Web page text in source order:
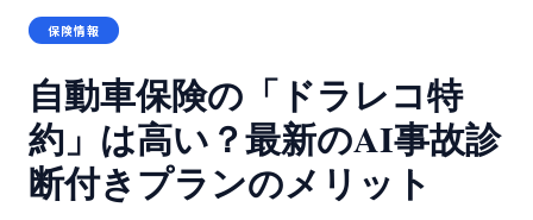
保険情報
自動車保険の「ドラレコ特
約」は高い？最新のAI事故診
断付きプランのメリット